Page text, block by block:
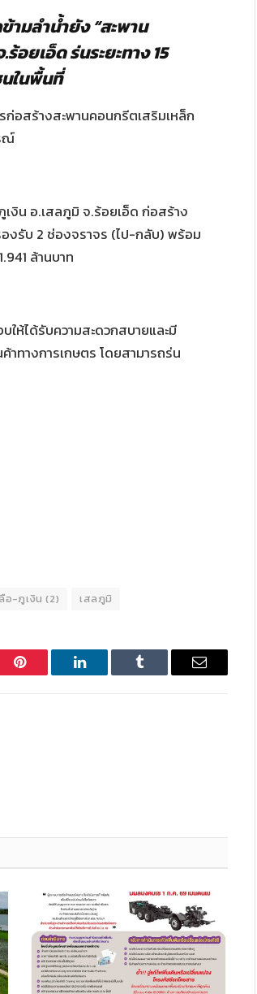
ามลำน้ำยัง “สะพาน
ยเอ็ด ร่นระยะทาง 15
ในพื้นที่
ก่อสร้างสะพานคอนกรีตเสริมเหล็ก
ณ์
งิน อ.เสลภูมิ จ.ร้อยเอ็ด ก่อสร้าง
องรับ 2 ช่องจราจร (ไป-กลับ) พร้อม
ล้านบาท
ห้ได้รับความสะดวกสบายและมี
ทางการเกษตร โดยสามารถร่น
อ-ภูเงิน (2) เสลภูมิ
Pinterest LinkedIn Tumblr Email